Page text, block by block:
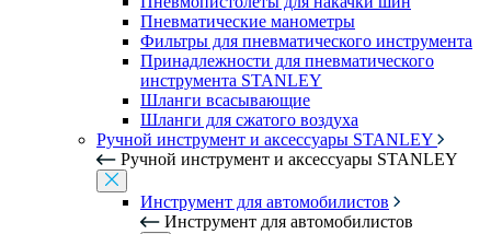
Пневматические манометры
Фильтры для пневматического инструмента
Принадлежности для пневматического
инструмента STANLEY
Шланги всасывающие
Шланги для сжатого воздуха
Ручной инструмент и аксессуары STANLEY
Ручной инструмент и аксессуары STANLEY
Инструмент для автомобилистов
Инструмент для автомобилистов